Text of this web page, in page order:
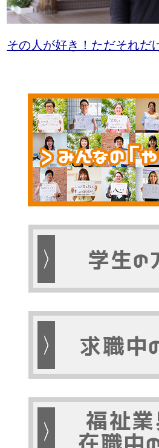
その人が好き！ただそれだ